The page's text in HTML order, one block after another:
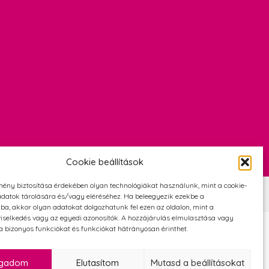
Cookie beállítások
biztosítása érdekében olyan technológiákat használunk, mint a cookie-
tárolására és/vagy eléréséhez. Ha beleegyezik ezekbe a
akkor olyan adatokat dolgozhatunk fel ezen az oldalon, mint a
vagy az egyedi azonosítók. A hozzájárulás elmulasztása vagy
bizonyos funkciókat és funkciókat hátrányosan érinthet.
Elutasítom Mutasd a beállításokat
FeltételekAdatvédelmi és cookie tájékoztató